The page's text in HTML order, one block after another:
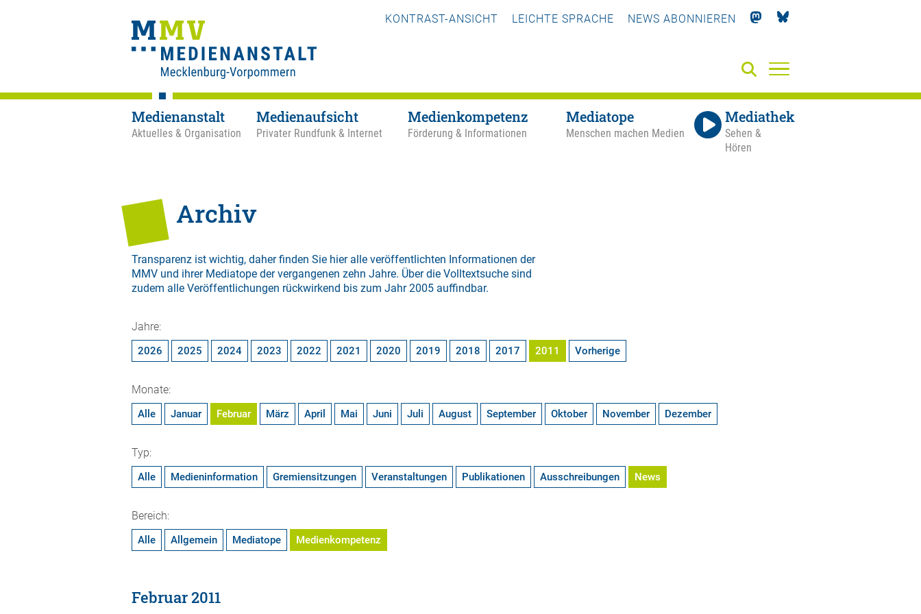
KONTRAST-ANSICHT LEICHTE SPRACHE NEWS ABONNIEREN
Medienanstalt
Aktuelles & Organisation
Medienaufsicht
Privater Rundfunk & Internet
Medienkompetenz
Förderung & Informationen
Mediatope
Menschen machen Medien
Mediathek
Sehen &
Hören
Archiv
Transparenz ist wichtig, daher finden Sie hier alle veröffentlichten Informationen der
MMV und ihrer Mediatope der vergangenen zehn Jahre. Über die Volltextsuche sind
zudem alle Veröffentlichungen rückwirkend bis zum Jahr 2005 auffindbar.
Jahre:
2026 2025 2024 2023 2022 2021 2020 2019 2018 2017 2011 Vorherige
Monate:
Alle Januar Februar März April Mai Juni Juli August September Oktober November Dezember
Typ:
Alle Medieninformation Gremiensitzungen Veranstaltungen Publikationen Ausschreibungen News
Bereich:
Alle Allgemein Mediatope Medienkompetenz
Februar 2011